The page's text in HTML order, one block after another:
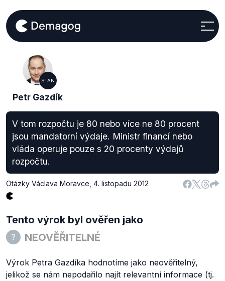
STAN
Petr Gazdík
V tom rozpočtu je 80 nebo více ne 80 procent
jsou mandatorní výdaje. Ministr financí nebo
vláda operuje pouze s 20 procenty výdajů
rozpočtu.
Otázky Václava Moravce 4. listopadu 2012
Tento výrok byl ověřen jako
NEOVĚŘITELNÉ
Výrok Petra Gazdíka hodnotíme jako neověřitelný,
jelikož se nám nepodařilo najít relevantní informace (tj.